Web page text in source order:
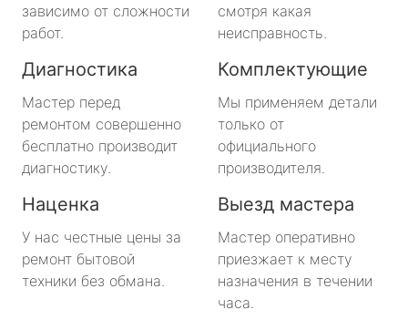
зависимо от сложности
работ.
смотря какая
неисправность.
Диагностика
Мастер перед
ремонтом совершенно
бесплатно производит
диагностику.
Комплектующие
Мы применяем детали
только от
официального
производителя.
Наценка
У нас честные цены за
ремонт бытовой
техники без обмана.
Выезд мастера
Мастер оперативно
приезжает к месту
назначения в течении
часа.